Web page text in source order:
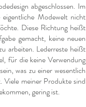
abgeschlossen. Im
Modewelt nicht
Diese Richtung heißt
gemacht, keine neuen
arbeiten. Lederreste heißt
für die keine Verwendung
was zu einer wesentlich
Viele meiner Produkte sind
gering ist.